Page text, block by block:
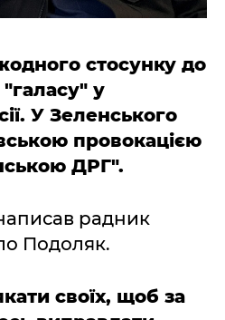
стосунку до
у
У Зеленського
провокацією
ДРГ".
радник
Подоляк.
своїх, щоб за